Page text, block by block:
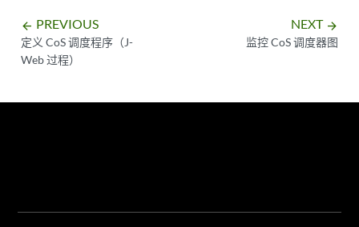
arrow_backward PREVIOUS
定义 CoS 调度程序（J-
Web 过程）
NEXT arrow_forward
监控 CoS 调度器图